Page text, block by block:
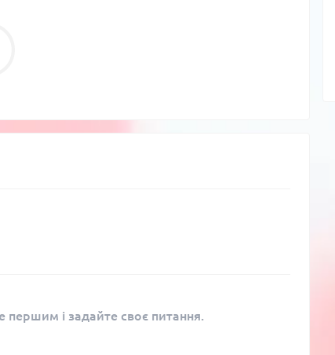
першим і задайте своє питання.